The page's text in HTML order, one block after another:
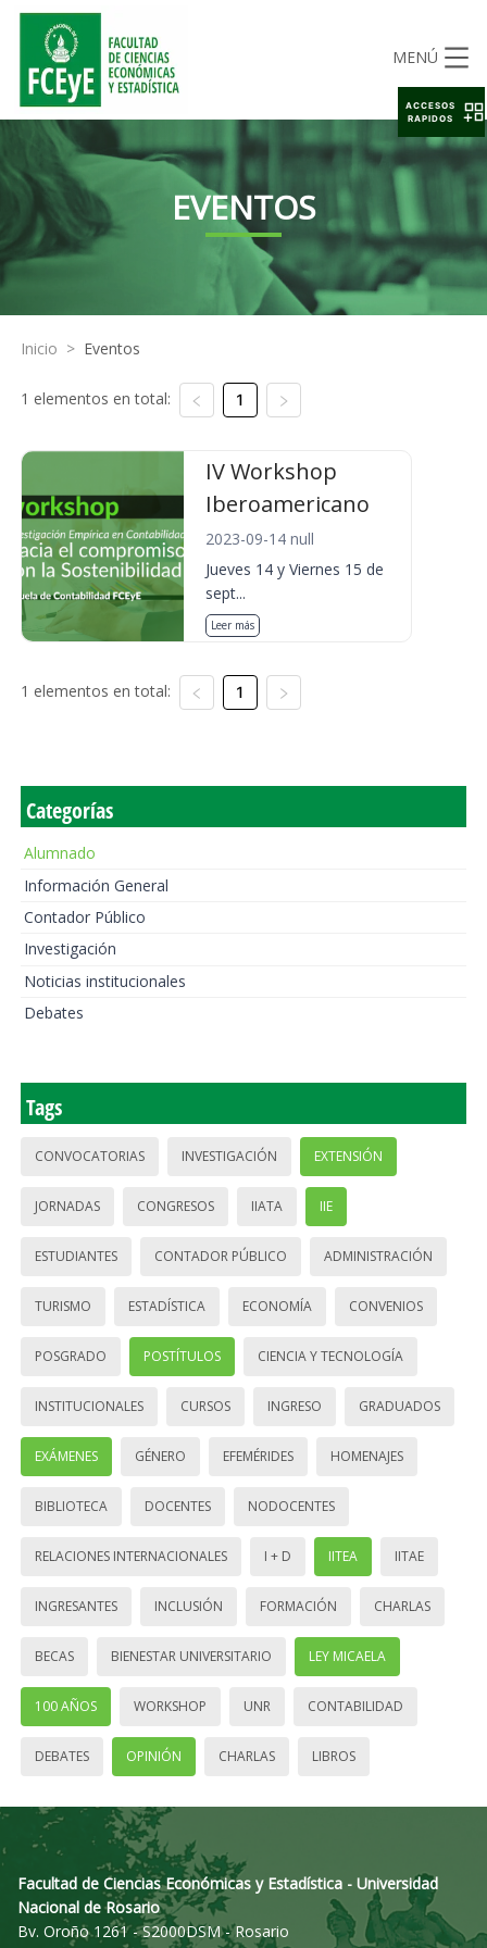
MENÚ
EVENTOS
Inicio > Eventos
1 elementos en total: 1
IV Workshop
Iberoamericano
2023-09-14 null
Jueves 14 y Viernes 15 de
sept...
Leer más
1 elementos en total: 1
Categorías
Alumnado
Información General
Contador Público
Investigación
Noticias institucionales
Debates
Tags
CONVOCATORIAS INVESTIGACIÓN EXTENSIÓN
JORNADAS CONGRESOS IIATA IIE
ESTUDIANTES CONTADOR PÚBLICO ADMINISTRACIÓN
TURISMO ESTADÍSTICA ECONOMÍA CONVENIOS
POSGRADO POSTÍTULOS CIENCIA Y TECNOLOGÍA
INSTITUCIONALES CURSOS INGRESO GRADUADOS
EXÁMENES GÉNERO EFEMÉRIDES HOMENAJES
BIBLIOTECA DOCENTES NODOCENTES
RELACIONES INTERNACIONALES I + D IITEA IITAE
INGRESANTES INCLUSIÓN FORMACIÓN CHARLAS
BECAS BIENESTAR UNIVERSITARIO LEY MICAELA
100 AÑOS WORKSHOP UNR CONTABILIDAD
DEBATES OPINIÓN CHARLAS LIBROS
Facultad de Ciencias Económicas y Estadística - Universidad
Nacional de Rosario
Bv. Oroño 1261 - S2000DSM - Rosario
ACCESOS
RAPIDOS